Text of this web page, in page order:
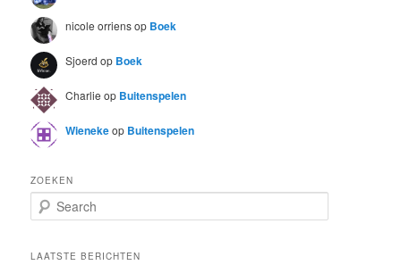
nicole orriensop Boek
Sjoerd op Boek
Charlie op Buitenspelen
Wienekeop Buitenspelen
ZOEKEN
e
rLAATSTE BERICHTEN